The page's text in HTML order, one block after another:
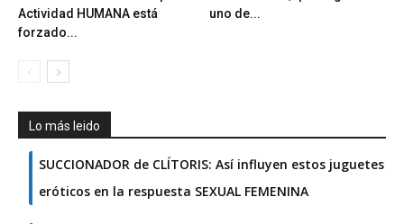
Actividad HUMANA está
forzado...
uno de...
Lo más leido
SUCCIONADOR de CLÍTORIS: Así influyen estos juguetes
eróticos en la respuesta SEXUAL FEMENINA